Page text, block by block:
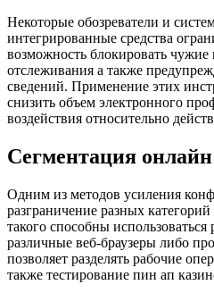
Некоторые обозреватели и
интегрированные средства
возможность блокировать
отслеживания а также
сведений. Применение этих
снизить объем электронного
воздействия относительно
Сегментация
Одним из методов усиления
разграничение разных
такого способны
различные веб-браузеры либо
позволяет разделять рабочие
также тестирование пин ап